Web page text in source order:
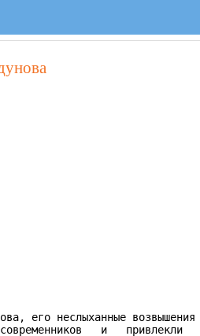
его неслыханные
и   привлекли